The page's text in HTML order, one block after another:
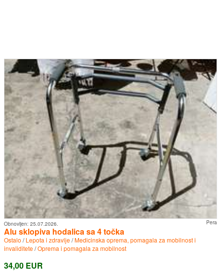
Pera
Obnovljen: 25.07.2026.
Alu sklopiva hodalica sa 4 točka
Ostalo /Lepota i zdravlje/Medicinska oprema, pomagala za mobilnost i
invaliditete/Oprema i pomagala za mobilnost
34,00 EUR